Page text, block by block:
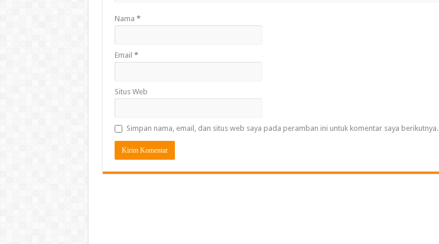
Nama *
Email *
Situs Web
Simpan nama, email, dan situs web saya pada peramban ini untuk komentar saya berikutnya.